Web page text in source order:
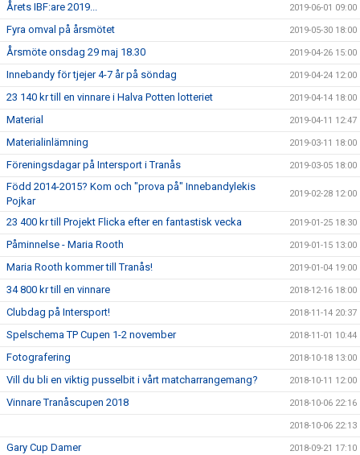
Årets IBF:are 2019... 2019-06-01 09:00
Fyra omval på årsmötet 2019-05-30 18:00
Årsmöte onsdag 29 maj 18.30 2019-04-26 15:00
Innebandy för tjejer 4-7 år på söndag 2019-04-24 12:00
23 140 kr till en vinnare i Halva Potten lotteriet 2019-04-14 18:00
Material 2019-04-11 12:47
Materialinlämning 2019-03-11 18:00
Föreningsdagar på Intersport i Tranås 2019-03-05 18:00
Född 2014-2015? Kom och "prova på" Innebandylekis
Pojkar
2019-02-28 12:00
23 400 kr till Projekt Flicka efter en fantastisk vecka 2019-01-25 18:30
Påminnelse - Maria Rooth 2019-01-15 13:00
Maria Rooth kommer till Tranås! 2019-01-04 19:00
34 800 kr till en vinnare 2018-12-16 18:00
Clubdag på Intersport! 2018-11-14 20:37
Spelschema TP Cupen 1-2 november 2018-11-01 10:44
Fotografering 2018-10-18 13:00
Vill du bli en viktig pusselbit i vårt matcharrangemang? 2018-10-11 12:00
Vinnare Tranåscupen 2018 2018-10-06 22:16
2018-10-06 22:13
Gary Cup Damer 2018-09-21 17:10